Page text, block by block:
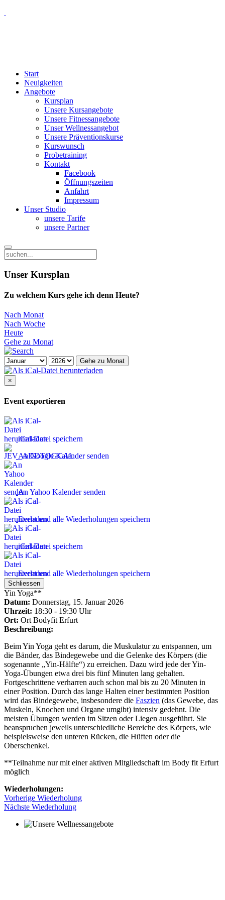
Start
Neuigkeiten
Angebote
Kursplan
Unsere Kursangebote
Unsere Fitnessangebote
Unser Wellnessangebot
Unsere Präventionskurse
Kurswunsch
Probetraining
Kontakt
Facebook
Öffnungszeiten
Anfahrt
Impressum
Unser Studio
unsere Tarife
unsere Partner
Unser Kursplan
Zu welchem Kurs gehe ich denn Heute?
Nach Monat
Nach Woche
Heute
Gehe zu Monat
Gehe zu Monat
×
Event exportieren
iCal-Datei speichern
An Google Kalender senden
An Yahoo Kalender senden
Event und alle Wiederholungen speichern
iCal-Datei speichern
Event und alle Wiederholungen speichern
Schliessen
Yin Yoga**
Datum: Donnerstag, 15. Januar 2026
Uhrzeit: 18:30 - 19:30 Uhr
Ort: Ort Bodyfit Erfurt
Beschreibung:
Beim Yin Yoga geht es darum, die Muskulatur zu entspannen, um
die Bänder, das Bindegewebe und die Gelenke des Körpers (die
sogenannte „Yin-Hälfte“) zu erreichen. Dazu wird jede der Yin-
Yoga-Übungen etwa drei bis fünf Minuten lang gehalten.
Fortgeschrittene verharren auch schon mal bis zu 20 Minuten in
einer Position. Durch das lange Halten einer bestimmten Position
wird das Bindegewebe, insbesondere die Faszien (das Gewebe, das
Muskeln, Knochen und Organe umgibt) intensiv gedehnt. Die
meisten Übungen werden im Sitzen oder Liegen ausgeführt. Sie
beanspruchen jeweils unterschiedliche Bereiche des Körpers, wie
beispielsweise den unteren Rücken, die Hüften oder die
Oberschenkel.
**Teilnahme nur mit einer aktiven Mitgliedschaft im Body fit Erfurt
möglich
Wiederholungen:
Vorherige Wiederholung
Nächste Wiederholung